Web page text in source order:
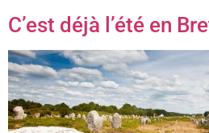
C’est déjà l’été en